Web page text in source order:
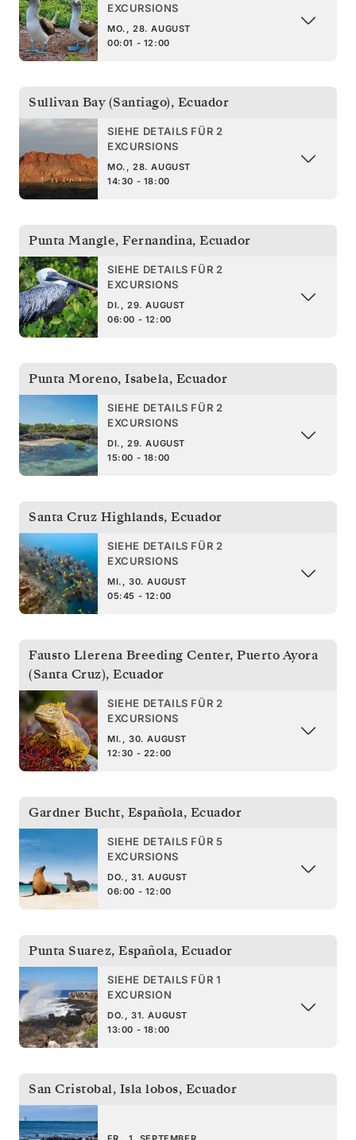
EXCURSIONS
MO., 28. AUGUST
00:01 - 12:00
Sullivan Bay (Santiago), Ecuador
SIEHE DETAILS FÜR 2
EXCURSIONS
MO., 28. AUGUST
14:30 - 18:00
Punta Mangle, Fernandina, Ecuador
SIEHE DETAILS FÜR 2
EXCURSIONS
DI., 29. AUGUST
06:00 - 12:00
Punta Moreno, Isabela, Ecuador
SIEHE DETAILS FÜR 2
EXCURSIONS
DI., 29. AUGUST
15:00 - 18:00
Santa Cruz Highlands, Ecuador
SIEHE DETAILS FÜR 2
EXCURSIONS
MI., 30. AUGUST
05:45 - 12:00
Fausto Llerena Breeding Center, Puerto Ayora
(Santa Cruz), Ecuador
SIEHE DETAILS FÜR 2
EXCURSIONS
MI., 30. AUGUST
12:30 - 22:00
Gardner Bucht, Española, Ecuador
SIEHE DETAILS FÜR 5
EXCURSIONS
DO., 31. AUGUST
06:00 - 12:00
Punta Suarez, Española, Ecuador
SIEHE DETAILS FÜR 1
EXCURSION
DO., 31. AUGUST
13:00 - 18:00
San Cristobal, Isla lobos, Ecuador